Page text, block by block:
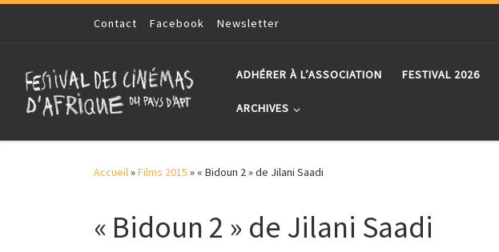
Skip to contentContact Facebook Newsletter
ADHÉRER À L’ASSOCIATION FESTIVAL 2026
ARCHIVES
Accueil»Films 2015 » « Bidoun 2 » de Jilani Saadi
« Bidoun 2 » de Jilani Saadi